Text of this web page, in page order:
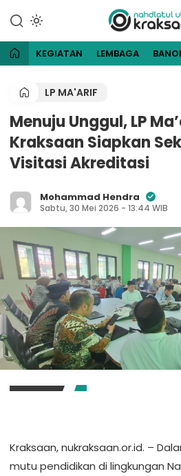
konten
NU
Website Resmi
Kraksaan
KEGIATAN LEMBAGA
LP MA'ARIF
Menuju Unggul, LP
Kraksaan Siapkan
Visitasi Akreditasi
Mohammad Hendra
Sabtu, 30 Mei 2026 - 13:44 WIB
Kraksaan, nukraksaan.or.id. –
mutu pendidikan di lingkungan